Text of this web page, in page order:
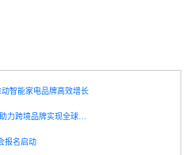
智能家电品牌高效增长
生成式 AI 驱动关键词与广告策略，助力跨境品牌实现全球增长突破
报名启动